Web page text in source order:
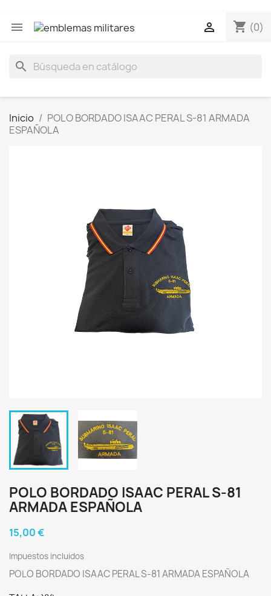
 shopping_cart (0)

search
Inicio
POLO BORDADO ISAAC PERAL S-81 ARMADA
ESPAÑOLA
POLO BORDADO ISAAC PERAL S-81
ARMADA ESPAÑOLA
15,00 €
Impuestos incluidos
POLO BORDADO ISAAC PERAL S-81 ARMADA ESPAÑOLA